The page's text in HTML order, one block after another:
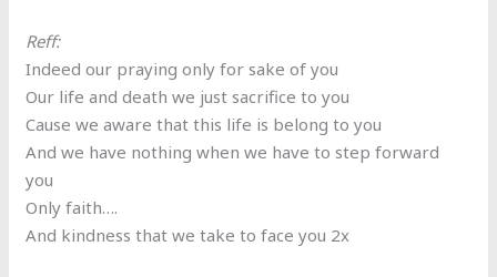
Reff:
Indeed our praying only for sake of you
Our life and death we just sacrifice to you
Cause we aware that this life is belong to you
And we have nothing when we have to step forward
you
Only faith….
And kindness that we take to face you 2x